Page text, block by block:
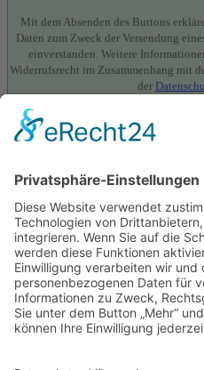
Mit dem Absenden des Buttons
Daten zum Zweck der Versendung
einverstanden. Weitere
Widerrufsrecht im Zusammenhang mit
der